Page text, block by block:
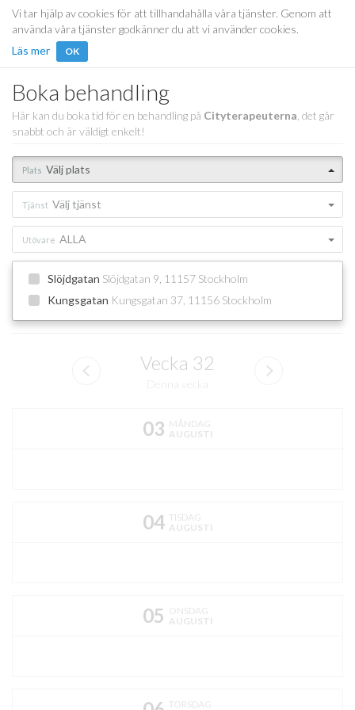
Vi tar hjälp av cookies för att tillhandahålla våra tjänster. Genom att
använda våra tjänster godkänner du att vi använder cookies.
Läs mer
OK
Boka behandling
Här kan du boka tid för en behandling på Cityterapeuterna , det går
snabbt och är väldigt enkelt!
Plats Välj plats
Tjänst Välj tjänst
Utövare ALLA
Slöjdgatan Slöjdgatan 9, 11157 Stockholm
Kungsgatan Kungsgatan 37, 11156 Stockholm
Vecka 32
03 MÅNDAG
AUGUSTI
04 TISDAG
AUGUSTI
05 ONSDAG
AUGUSTI
TORSDAG